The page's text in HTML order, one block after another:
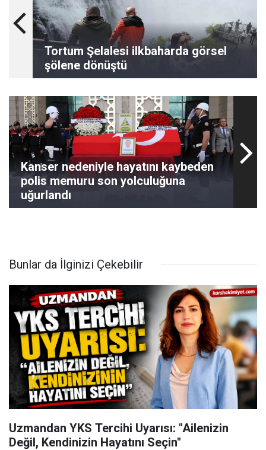
Tortum Şelalesi ilkbaharda görsel
şölene dönüştü
Kanser nedeniyle hayatını kaybeden
polis memuru son yolculuğuna
uğurlandı
Bunlar da İlginizi Çekebilir
Uzmandan YKS Tercihi Uyarısı: "Ailenizin
Değil, Kendinizin Hayatını Seçin"